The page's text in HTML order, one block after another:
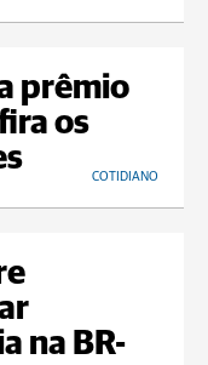
prêmio
os
COTIDIANO
na BR-